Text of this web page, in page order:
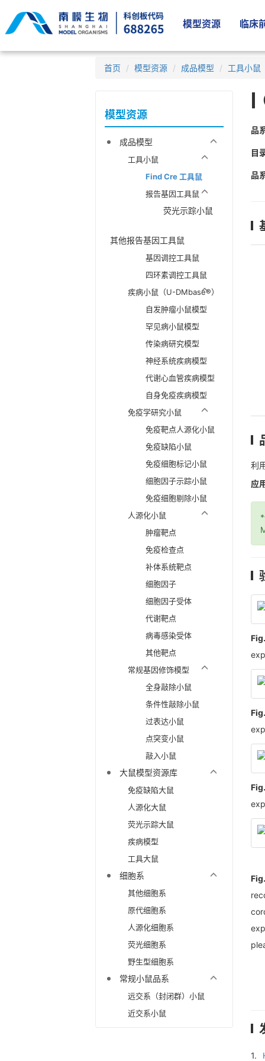
模型资源 临床
首页 模型资源 成品模型 工具小鼠
模型资源
成品模型
工具小鼠
Find Cre 工具鼠
报告基因工具鼠
荧光示踪小鼠
其他报告基因工具鼠
基因调控工具鼠
四环素调控工具鼠
疾病小鼠（U-DMbase®）
自发肿瘤小鼠模型
罕见病小鼠模型
传染病研究模型
神经系统疾病模型
代谢心血管疾病模型
自身免疫疾病模型
免疫学研究小鼠
免疫靶点人源化小鼠
免疫缺陷小鼠
免疫细胞标记小鼠
细胞因子示踪小鼠
免疫细胞剔除小鼠
人源化小鼠
肿瘤靶点
免疫检查点
补体系统靶点
细胞因子
细胞因子受体
代谢靶点
病毒感染受体
其他靶点
常规基因修饰模型
全身敲除小鼠
条件性敲除小鼠
过表达小鼠
点突变小鼠
敲入小鼠
大鼠模型资源库
免疫缺陷大鼠
人源化大鼠
荧光示踪大鼠
疾病模型
工具大鼠
细胞系
其他细胞系
原代细胞系
人源化细胞系
荧光细胞系
野生型细胞系
常规小鼠品系
远交系（封闭群）小鼠
近交系小鼠
品
目
品
利
应
1.